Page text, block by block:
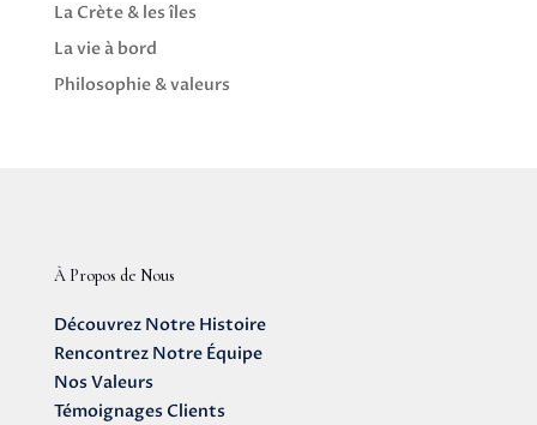
La Crète & les îles
La vie à bord
Philosophie & valeurs
À Propos de Nous
Découvrez Notre Histoire
Rencontrez Notre Équipe
Nos Valeurs
Témoignages Clients